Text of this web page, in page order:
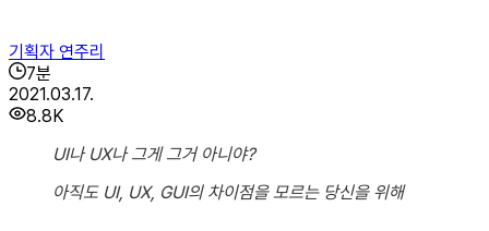
기획자 연주리
7분
2021.03.17.
8.8K
UI나 UX나 그게 그거 아니야?
아직도 UI, UX, GUI의 차이점을 모르는 당신을 위해